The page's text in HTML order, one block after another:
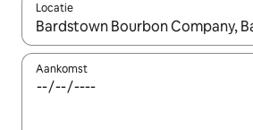
Locatie
Wanneer er resultaten beschikbaar
Aankomst